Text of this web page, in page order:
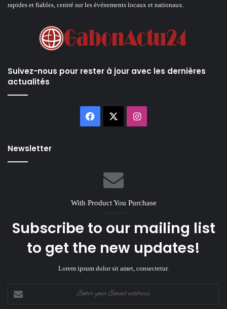
rapides et fiables, centré sur les événements locaux et nationaux.
Suivez-nous pour rester à jour avec les dernières
actualités
Facebook Instagram
Newsletter
With Product You Purchase
Subscribe to our mailing list
to get the new updates!
Lorem ipsum dolor sit amet, consectetur.
your